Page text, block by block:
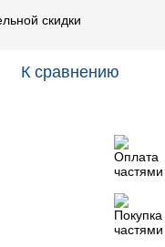
скидки
К сравнению